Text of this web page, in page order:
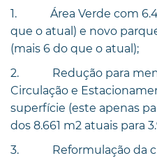
1. Área Verde com
que o atual) e novo
(mais 6 do que o atual);
2. Redução para
Circulação e
superfície (este apenas
dos 8.661 m2 atuais para
3. Reformulação da